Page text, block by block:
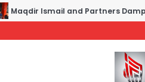
Maqdir Ismail and Partners